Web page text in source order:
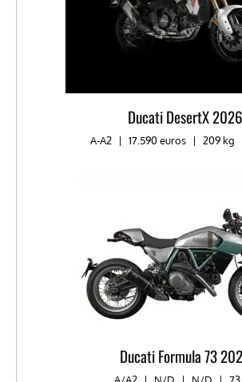
Ducati DesertX 2026
A-A2 | 17.590 euros | 209 kg
Ducati Formula 73